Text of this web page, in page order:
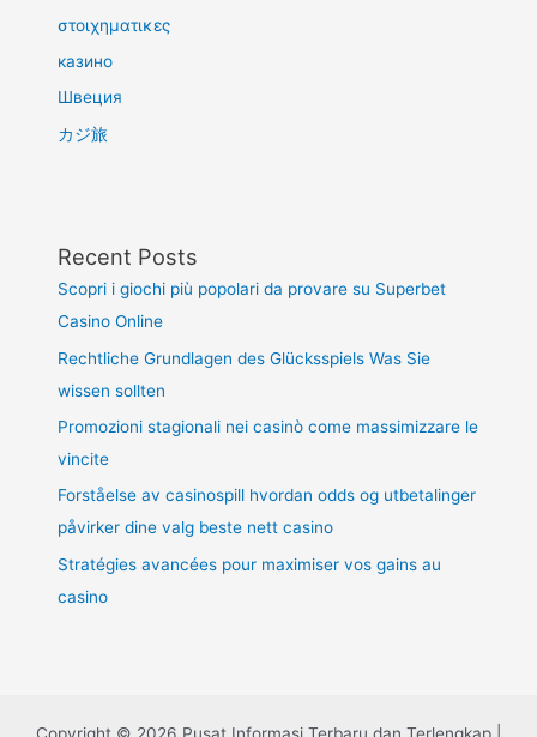
στοιχηματικες
казино
Швеция
カジ旅
Recent Posts
Scopri i giochi più popolari da provare su Superbet
Casino Online
Rechtliche Grundlagen des Glücksspiels Was Sie
wissen sollten
Promozioni stagionali nei casinò come massimizzare le
vincite
Forståelse av casinospill hvordan odds og utbetalinger
påvirker dine valg beste nett casino
Stratégies avancées pour maximiser vos gains au
casino